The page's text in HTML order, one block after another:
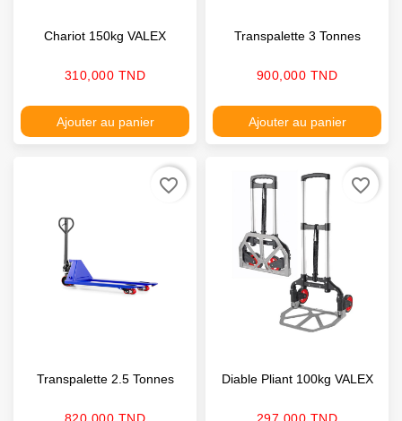
Chariot 150kg VALEX
Prix
310,000 TND
Ajouter au panier
Transpalette 3 Tonnes
Prix
900,000 TND
Ajouter au panier
Transpalette 2.5 Tonnes
Prix
favorite_border
Diable Pliant 100kg VALEX
Prix
favorite_border